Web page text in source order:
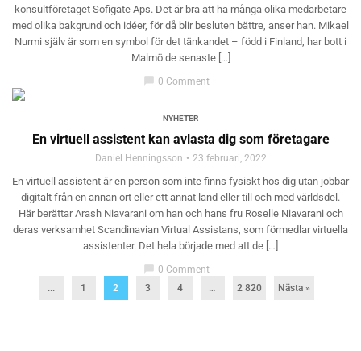
konsultföretaget Sofigate Aps. Det är bra att ha många olika medarbetare
med olika bakgrund och idéer, för då blir besluten bättre, anser han. Mikael
Nurmi själv är som en symbol för det tänkandet – född i Finland, har bott i
Malmö de senaste […]
0 Comment
NYHETER
En virtuell assistent kan avlasta dig som företagare
Daniel Henningsson 23 februari, 2022
En virtuell assistent är en person som inte finns fysiskt hos dig utan jobbar
digitalt från en annan ort eller ett annat land eller till och med världsdel.
Här berättar Arash Niavarani om han och hans fru Roselle Niavarani och
deras verksamhet Scandinavian Virtual Assistans, som förmedlar virtuella
assistenter. Det hela började med att de […]
0 Comment
...
1 2 3 4 … 2 820 Nästa »